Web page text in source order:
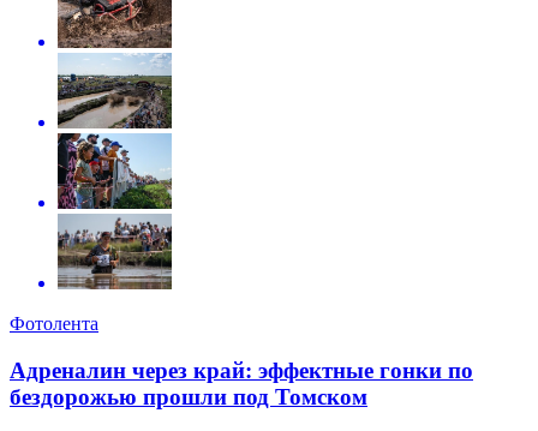
Фотолента
Адреналин через край: эффектные гонки по
бездорожью прошли под Томском